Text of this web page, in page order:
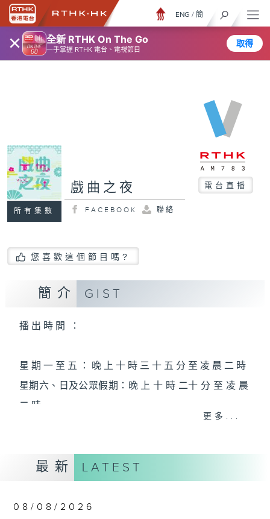
× 全新 RTHK On The Go
一手掌握 RTHK 電台、電視節目
取得
ENG / 簡
所有集數
戲曲之夜 電台直播
FACEBOOK 聯絡
您喜歡這個節目嗎?
簡介 GIST
播 出 時 間 ：
星 期 一 至 五 ： 晚 上 十 時 三 十 五 分 至 凌 晨 二 時
星期六、日及公眾假期：晚 上 十 時 二十 分 至 凌 晨
二 時
黃可柔、馬崇恩、蕭桐、陳婉紅、紅萍、林玉琴、陳
更多...
最新 LATEST
08/08/2026